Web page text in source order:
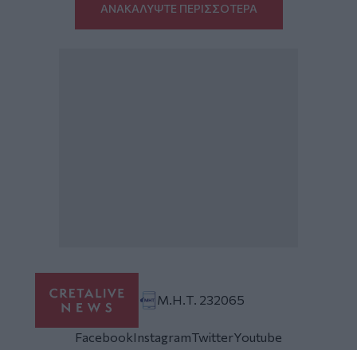
ΑΝΑΚΑΛΥΨΤΕ ΠΕΡΙΣΣΟΤΕΡΑ
Μ.Η.Τ. 232065
FacebookInstagramTwitterYoutube